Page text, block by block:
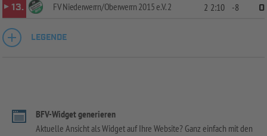
13.
FV Niederwerrn/Oberwerrn 2015 e.V. 2 2 2:10 -8 0
LEGENDE
BFV-Widget generieren
Aktuelle Ansicht als Widget auf Ihre Website? Ganz einfach mit den